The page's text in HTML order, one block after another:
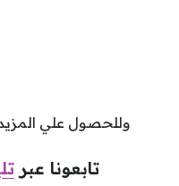
وللحصول علي
تابعونا عبر